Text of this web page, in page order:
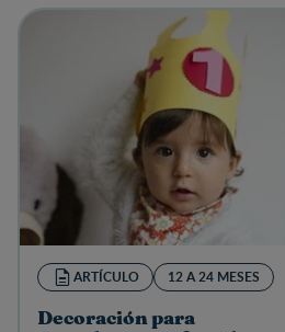
ARTÍCULO 12 A 24 MESES
Decoración para